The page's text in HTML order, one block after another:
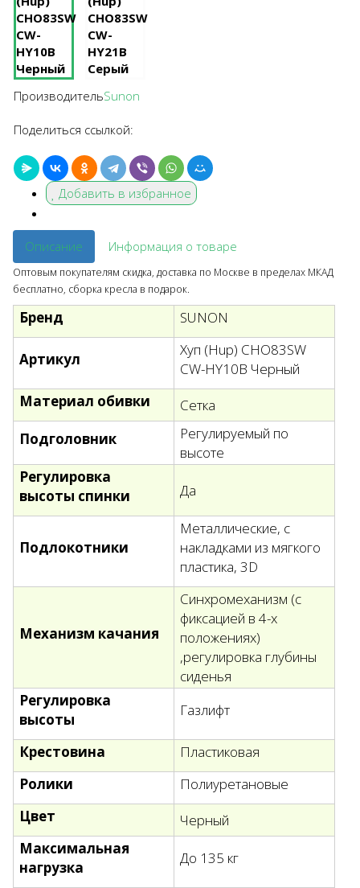
ПроизводительSunon
Поделиться ссылкой:
Добавить в избранное
Описание Информация о товаре
Оптовым покупателям скидка, доставка по Москве в пределах МКАД
бесплатно, сборка кресла в подарок.
Бренд SUNON
Артикул
Хуп (Hup) CHO83SW
CW-HY10B Черный
Материал обивки
Сетка
Подголовник
Регулируемый по
высоте
Регулировка
высоты спинки
Да
Подлокотники
Металлические, с
накладками из мягкого
пластика, 3D
Механизм качания
Синхромеханизм (с
фиксацией в 4-х
положениях)
,регулировка глубины
сиденья
Регулировка
высоты
Газлифт
Крестовина
Пластиковая
Ролики
Полиуретановые
Цвет
Черный
Максимальная
нагрузка
До 135 кг